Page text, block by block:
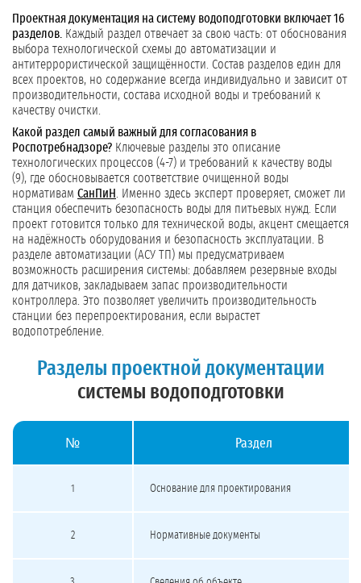
Проектная документация на систему водоподготовки включает 16
разделов. Каждый раздел отвечает за свою часть: от обоснования
выбора технологической схемы до автоматизации и
антитеррористической защищённости. Состав разделов един для
всех проектов, но содержание всегда индивидуально и зависит от
производительности, состава исходной воды и требований к
качеству очистки.
Какой раздел самый важный для согласования в
Роспотребнадзоре? Ключевые разделы это описание
технологических процессов (4-7) и требований к качеству воды
(9), где обосновывается соответствие очищенной воды
нормативам СанПиН
. Именно здесь эксперт проверяет, сможет ли
станция обеспечить безопасность воды для питьевых нужд. Если
проект готовится только для технической воды, акцент смещается
на надёжность оборудования и безопасность эксплуатации. В
разделе автоматизации (АСУ ТП) мы предусматриваем
возможность расширения системы: добавляем резервные входы
для датчиков, закладываем запас производительности
контроллера. Это позволяет увеличить производительность
станции без перепроектирования, если вырастет
водопотребление.
Разделы проектной документации
системы водоподготовки
№ Раздел
1 Основание для проектирования
2 Нормативные документы